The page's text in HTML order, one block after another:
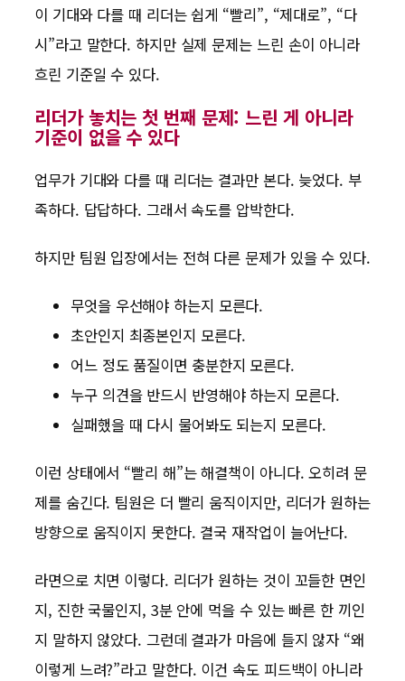
이 기대와 다를 때 리더는 쉽게 “빨리”, “제대로”, “다
시”라고 말한다. 하지만 실제 문제는 느린 손이 아니라
흐린 기준일 수 있다.
리더가 놓치는 첫 번째 문제: 느린 게 아니라
기준이 없을 수 있다
업무가 기대와 다를 때 리더는 결과만 본다. 늦었다. 부
족하다. 답답하다. 그래서 속도를 압박한다.
하지만 팀원 입장에서는 전혀 다른 문제가 있을 수 있다.
무엇을 우선해야 하는지 모른다.
초안인지 최종본인지 모른다.
어느 정도 품질이면 충분한지 모른다.
누구 의견을 반드시 반영해야 하는지 모른다.
실패했을 때 다시 물어봐도 되는지 모른다.
이런 상태에서 “빨리 해”는 해결책이 아니다. 오히려 문
제를 숨긴다. 팀원은 더 빨리 움직이지만, 리더가 원하는
방향으로 움직이지 못한다. 결국 재작업이 늘어난다.
라면으로 치면 이렇다. 리더가 원하는 것이 꼬들한 면인
지, 진한 국물인지, 3분 안에 먹을 수 있는 빠른 한 끼인
지 말하지 않았다. 그런데 결과가 마음에 들지 않자 “왜
이렇게 느려?”라고 말한다. 이건 속도 피드백이 아니라